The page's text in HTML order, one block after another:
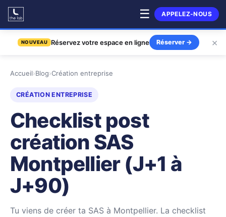
☰ APPELEZ-NOUS
NOUVEAU Réservez votre espace en ligne Réserver → ×
Accueil›Blog›Création entreprise
CRÉATION ENTREPRISE
Checklist post
création SAS
Montpellier (J+1 à
J+90)
Tu viens de créer ta SAS à Montpellier. La checklist